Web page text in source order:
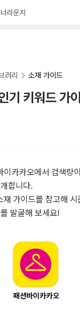
러리 소재 가이드
기 키워드 가
이카카오에서 검색량
합니다.
재 가이드를 참고해
발굴해 보세요!